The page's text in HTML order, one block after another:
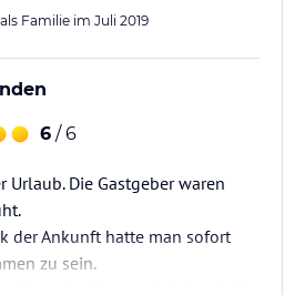
Familie im Juli 2019
6 / 6
Urlaub. Die Gastgeber waren
der Ankunft hatte man sofort
zu sein.